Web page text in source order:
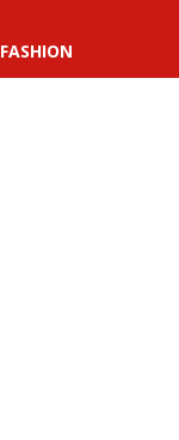
FASHION